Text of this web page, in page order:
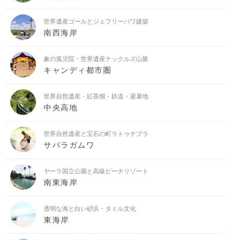
世界遺産ゴールとジェフリーバワ建築
南西海岸
象の孤児院・世界遺産ナックルズ山脈
キャンディ都市圏
世界自然遺産・紅茶畑・鉄道・避暑地
中央高地
世界自然遺産と宝石の町ラトゥナプラ
サバラガムワ
ヤーラ国立公園と高級ビーチリゾート
南東海岸
透明な海と白い砂浜・タミル文化
東海岸